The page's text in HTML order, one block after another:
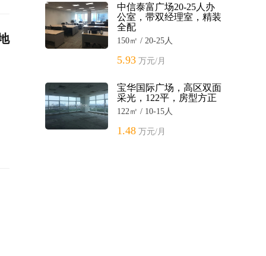
中信泰富广场20-25人办
公室，带双经理室，精装
全配
150㎡ / 20-25人
5.93 万元/月
宝华国际广场，高区双面
采光，122平，房型方正
122㎡ / 10-15人
1.48 万元/月